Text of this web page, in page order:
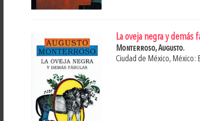
La oveja negra y demás
Monterroso, Augusto.
Ciudad de México, México: